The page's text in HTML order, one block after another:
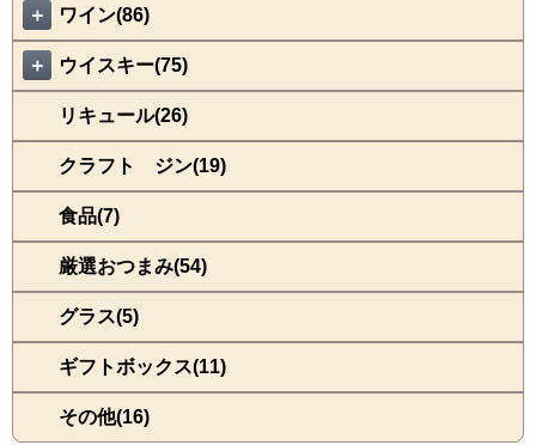
＋ ワイン(86)
＋ ウイスキー(75)
リキュール(26)
クラフト ジン(19)
食品(7)
厳選おつまみ(54)
グラス(5)
ギフトボックス(11)
その他(16)